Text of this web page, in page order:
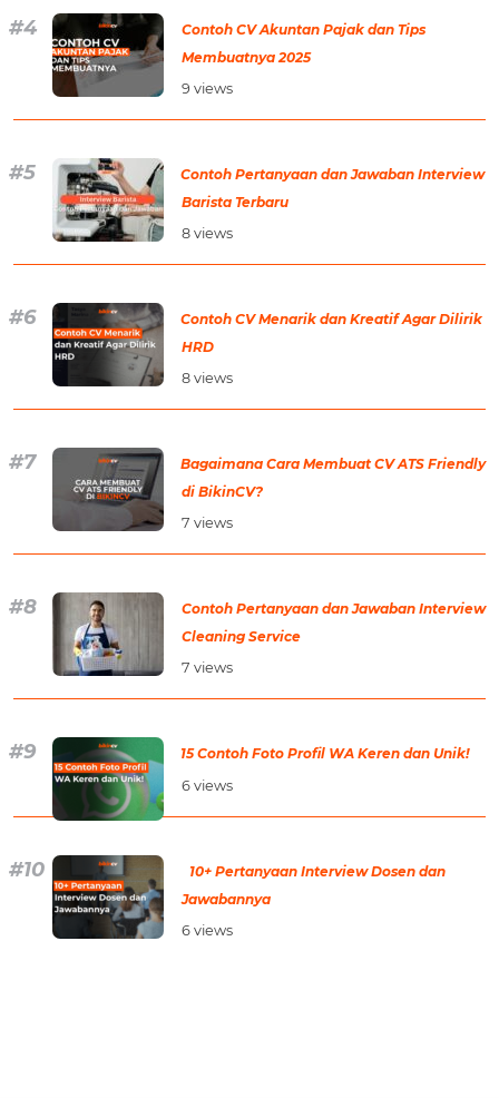
Contoh CV Akuntan Pajak dan Tips
Membuatnya 2025
9 views
Contoh Pertanyaan dan Jawaban Interview
Barista Terbaru
8 views
Contoh CV Menarik dan Kreatif Agar Dilirik
HRD
8 views
Bagaimana Cara Membuat CV ATS Friendly
di BikinCV?
7 views
Contoh Pertanyaan dan Jawaban Interview
Cleaning Service
7 views
15 Contoh Foto Profil WA Keren dan Unik!
6 views
10+ Pertanyaan Interview Dosen dan
Jawabannya
6 views